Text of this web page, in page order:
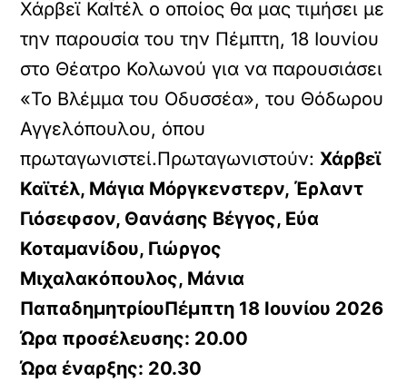
Χάρβεϊ ΚαΪτέλ ο οποίος θα μας τιμήσει με
την παρουσία του την Πέμπτη, 18 Ιουνίου
στο Θέατρο Κολωνού για να παρουσιάσει
«Το Βλέμμα του Οδυσσέα», του Θόδωρου
Αγγελόπουλου, όπου
πρωταγωνιστεί.Πρωταγωνιστούν:Χάρβεϊ
Καϊτέλ, Μάγια Μόργκενστερν, Έρλαντ
Γιόσεφσον, Θανάσης Βέγγος, Εύα
Κοταμανίδου, Γιώργος
Μιχαλακόπουλος, Μάνια
ΠαπαδημητρίουΠέμπτη 18 Ιουνίου 2026
Ώρα προσέλευσης: 20.00
Ώρα έναρξης: 20.30